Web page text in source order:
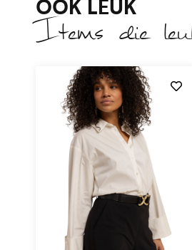
OOK LEUK
Items die